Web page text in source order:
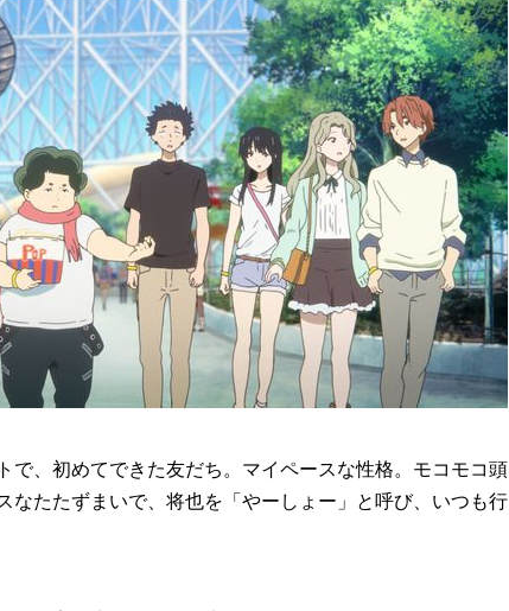
で、初めてできた友だち。マイペースな性格。モコモコ頭
なたたずまいで、将也を「やーしょー」と呼び、いつも行